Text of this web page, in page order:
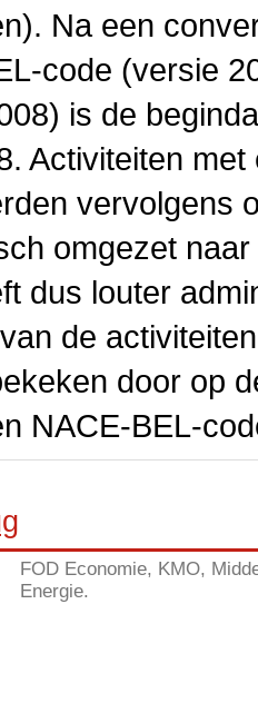
Na een
code (versie
is de
Activiteiten
vervolgens
omgezet
dus louter
de
door op
NACE-BEL-
FOD Economie, KMO,
Energie.